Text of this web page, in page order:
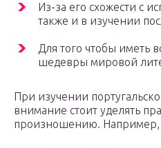
Из-за его схожести с
также и в изучении
Для того чтобы иметь
шедевры мировой
При изучении
внимание стоит уделять
произношению. Например,